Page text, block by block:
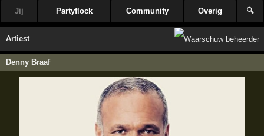
Jij Partyflock Community Overig 🔍
Artiest
Denny Braaf